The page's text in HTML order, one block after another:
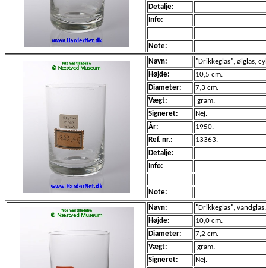
Detalje:
Info:
Note:
Navn:
"Drikkeglas", ølglas,
Højde:
10,5 cm.
Diameter:
7,3 cm.
Vægt:
gram.
Signeret:
Nej.
År:
1950.
Ref. nr.:
13363.
Detalje:
Info:
Note:
Navn:
"Drikkeglas",
Højde:
10,0 cm.
Diameter:
7,2 cm.
Vægt:
gram.
Signeret:
Nej.